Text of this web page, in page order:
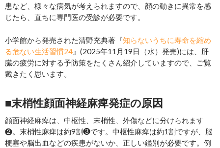
患など、様々な病気が考えられますので、顔の動きに異常を感
じたら、直ちに専門医の受診が必要です。
小学館から発売された清野充典著『知らないうちに寿命を縮め
る危ない生活習慣24 』(2025年11月19日（水）発売)には、肝
臓の疲労に対する予防策をたくさん紹介していますので、ご覧
戴きたく思います。
■末梢性顔面神経麻痺発症の原因
顔面神経麻痺は、中枢性、末梢性、外傷などに分けられます
❷。末梢性麻痺は約9割❸です。中枢性麻痺は約1割ですが、脳
梗塞や脳出血などの疾患がないか、正しい鑑別が必要です。例